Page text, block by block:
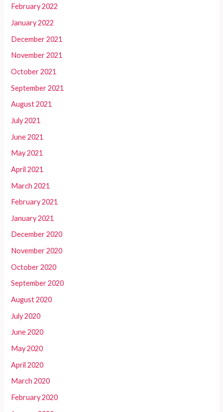
February 2022
January 2022
December 2021
November 2021
October 2021
September 2021
August 2021
July 2021
June 2021
May 2021
April 2021
March 2021
February 2021
January 2021
December 2020
November 2020
October 2020
September 2020
August 2020
July 2020
June 2020
May 2020
April 2020
March 2020
February 2020